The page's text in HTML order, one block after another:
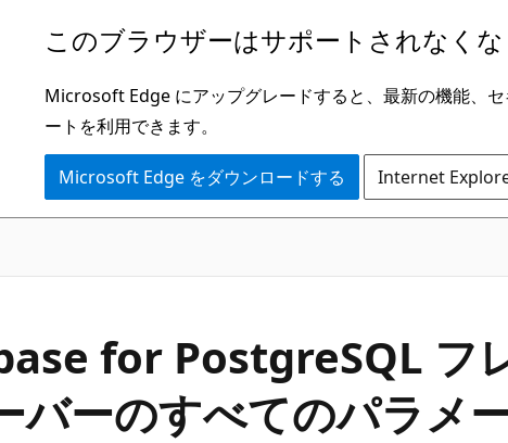
このブラウザーはサポートされなくな
Microsoft Edge にアップグレードすると、最新の機能、
ートを利用できます。
Microsoft Edge をダウンロードする Internet
for PostgreSQL フ
バーのすべてのパラメ